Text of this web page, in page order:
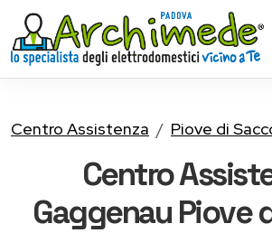
Centro Assistenza Piove di
Centro
Gaggenau Piove